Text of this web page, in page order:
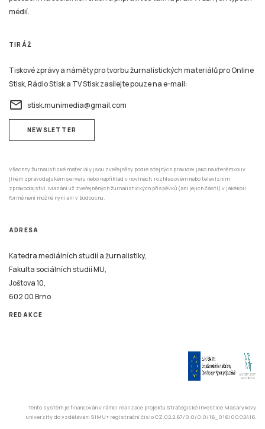
médií.
TIRÁŽ
Tiskové zprávy a náměty pro tvorbu žurnalistických materiálů pro Online
Stisk, Rádio Stisk a TV Stisk zasílejte pouze na e-mail:
email stisk.munimedia@gmail.com
NEWSLETTER
Všechny žurnalistické materiály jsou zveřejněny podle stejných pravidel jako na kterémkoliv
jiném zpravodajském serveru nebo například v novinách, rozhlasovém nebo televizním
zpravodajství. Mazání už zveřejněných žurnalistických příspěvků (ani jejich částí) v jakékoli
formě není možné nyní ani v budoucnu.
ADRESA
Katedra mediálních studií a žurnalistiky,
Fakulta sociálních studií MU,
Joštova 10,
602 00 Brno
REDAKCE
Tento systém je financován v rámci realizace projektu Strategické investice Masarykovy
univerzity do vzdělávání SIMU+ registrační číslo CZ.02.2.67/0.0/0.0/16_016/0002416.